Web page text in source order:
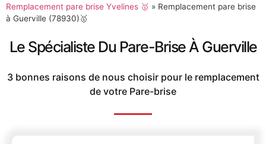
Remplacement pare brise Yvelines 🥇 » Remplacement pare brise
à Guerville (78930)🥇
Le Spécialiste Du Pare-Brise À Guerville
3 bonnes raisons de nous choisir pour le remplacement
de votre Pare-brise